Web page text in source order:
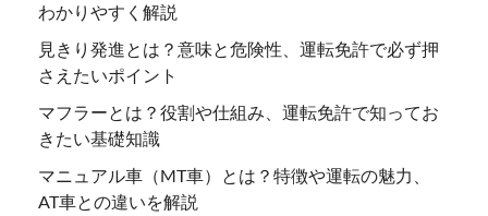
わかりやすく解説
見きり発進とは？意味と危険性、運転免許で必ず押
さえたいポイント
マフラーとは？役割や仕組み、運転免許で知ってお
きたい基礎知識
マニュアル車（MT車）とは？特徴や運転の魅力、
AT車との違いを解説